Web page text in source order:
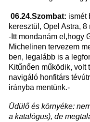
06.24.Szombat: ismét
keresztül, Opel Astra,
-Itt mondanám el,hogy
Michelinen tervezem
ben, legalább is a
Kitűnően működik, volt
navigáló honfitárs
irányba mentünk.-
Üdülő és környéke:
a katalógus), de